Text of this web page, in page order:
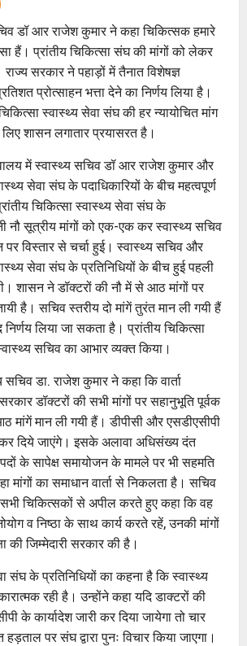
डॉ आर राजेश कुमार ने कहा चिकित्सक हमारे
हैं। प्रांतीय चिकित्सा संघ की मांगों को लेकर
सरकार ने पहाड़ों में तैनात विशेषज्ञ
प्रोत्साहन भत्ता देने का निर्णय लिया है।
स्वास्थ्य सेवा संघ की हर न्यायोचित मांग
शासन लगातार प्रयासरत है।
में स्वास्थ्य सचिव डॉ आर राजेश कुमार और
सेवा संघ के पदाधिकारियों के बीच महत्वपूर्ण
चिकित्सा स्वास्थ्य सेवा संघ के
नौ सूत्रीय मांगों को एक-एक कर स्वास्थ्य सचिव
विस्तार से चर्चा हुई। स्वास्थ्य सचिव और
सेवा संघ के प्रतिनिधियों के बीच हुई पहली
शासन ने डॉक्टरों की नौ में से आठ मांगों पर
है। सचिव स्तरीय दो मांगें तुरंत मान ली गयी हैं
लिया जा सकता है। प्रांतीय चिकित्सा
सचिव का आभार व्यक्त किया।
डा. राजेश कुमार ने कहा कि वार्ता
डॉक्टरों की सभी मांगों पर सहानुभूति पूर्वक
मांगें मान ली गयी हैं। डीपीसी और एसडीएसीपी
दिये जाएंगे। इसके अलावा अधिसंख्य दंत
के सापेक्ष समायोजन के मामले पर भी सहमति
मांगों का समाधान वार्ता से निकलता है। सचिव
चिकित्सकों से अपील करते हुए कहा कि वह
व निष्ठा के साथ कार्य करते रहें, उनकी मांगों
की जिम्मेदारी सरकार की है।
संघ के प्रतिनिधियों का कहना है कि स्वास्थ्य
रही है। उन्होंने कहा यदि डाक्टरों की
के कार्यादेश जारी कर दिया जायेगा तो चार
पर संघ द्वारा पुनः विचार किया जाएगा।